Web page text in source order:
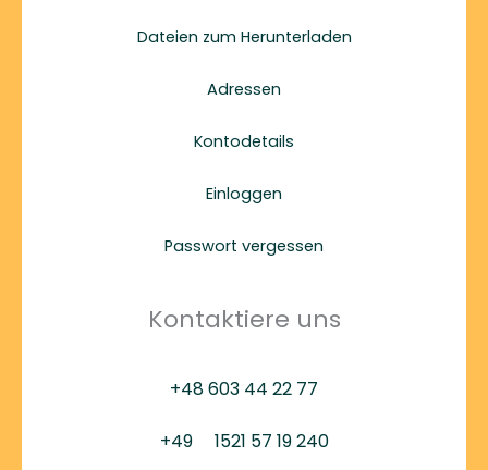
Dateien zum Herunterladen
Adressen
Kontodetails
Einloggen
Passwort vergessen
Kontaktiere uns
+48 603 44 22 77
+49 1521 57 19 240